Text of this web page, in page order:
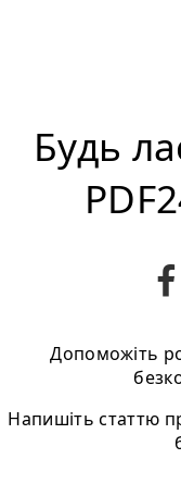
Будь
Допоможіть
Напишіть статтю